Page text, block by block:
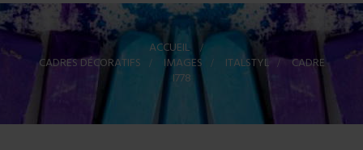
ACCUEIL >
CADRES DÉCORATIFS > IMAGES > ITALSTYL > CADRE
I778